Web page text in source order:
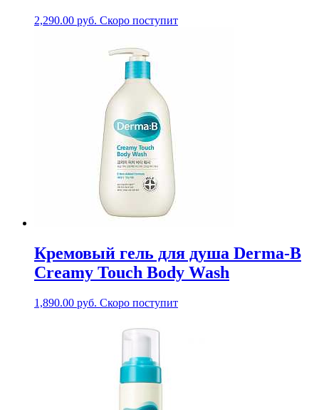
2,290.00 руб. Скоро поступит
Кремовый гель для душа Derma-B
Creamy Touch Body Wash
1,890.00 руб. Скоро поступит